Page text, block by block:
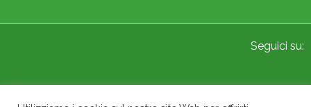
Seguici su: